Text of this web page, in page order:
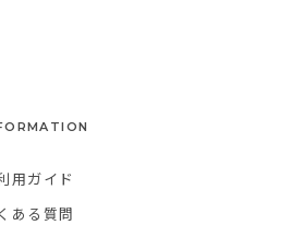
用ガイド
ある質問